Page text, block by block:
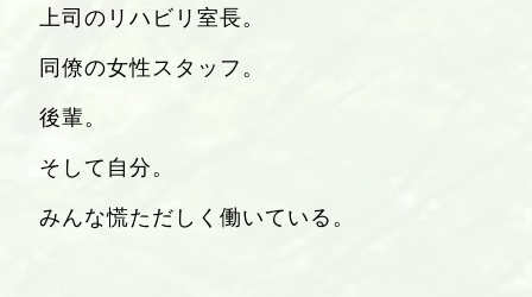
上司のリハビリ室長。
同僚の女性スタッフ。
後輩。
そして自分。
みんな慌ただしく働いている。